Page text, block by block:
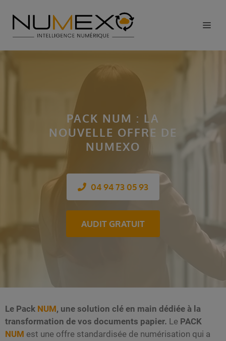
PACK NUM : LA
NOUVELLE OFFRE DE
NUMEXO
04 94 73 05 93
AUDIT GRATUIT
Le Pack NUM, une solution clé en main dédiée à la
transformation de vos documents papier. Le PACK
NUM est une offre standardisée de numérisation qui a